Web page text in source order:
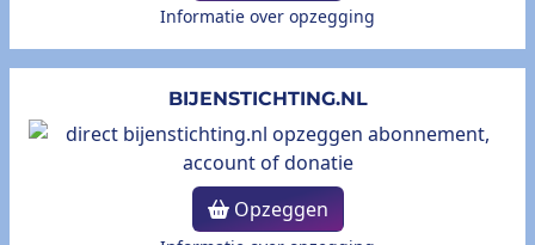
Informatie over opzegging
BIJENSTICHTING.NL
Opzeggen